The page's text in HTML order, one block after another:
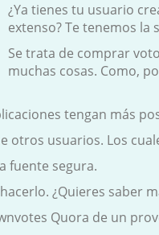
¿Ya tienes tu usuario
extenso? Te tenemos
Se trata de comprar
muchas cosas. Como,
tengan más
usuarios. Los
fuente segura.
¿Quieres saber
Quora de un